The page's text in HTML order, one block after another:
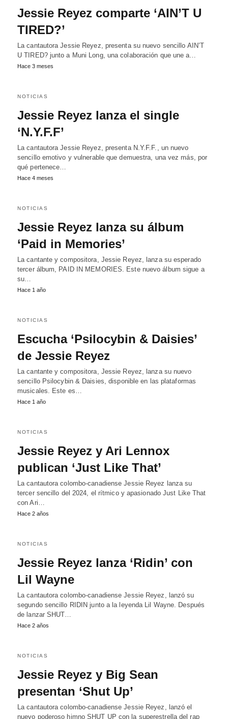
Jessie Reyez comparte ‘AIN’T U
TIRED?’
La cantautora Jessie Reyez, presenta su nuevo sencillo AIN’T
U TIRED? junto a Muni Long, una colaboración que une a…
Hace 3 meses
NOTICIAS
Jessie Reyez lanza el single
‘N.Y.F.F’
La cantautora Jessie Reyez, presenta N.Y.F.F., un nuevo
sencillo emotivo y vulnerable que demuestra, una vez más, por
qué pertenece…
Hace 4 meses
NOTICIAS
Jessie Reyez lanza su álbum
‘Paid in Memories’
La cantante y compositora, Jessie Reyez, lanza su esperado
tercer álbum, PAID IN MEMORIES. Este nuevo álbum sigue a
su…
Hace 1 año
NOTICIAS
Escucha ‘Psilocybin & Daisies’
de Jessie Reyez
La cantante y compositora, Jessie Reyez, lanza su nuevo
sencillo Psilocybin & Daisies, disponible en las plataformas
musicales. Este es…
Hace 1 año
NOTICIAS
Jessie Reyez y Ari Lennox
publican ‘Just Like That’
La cantautora colombo-canadiense Jessie Reyez lanza su
tercer sencillo del 2024, el rítmico y apasionado Just Like That
con Ari…
Hace 2 años
NOTICIAS
Jessie Reyez lanza ‘Ridin’ con
Lil Wayne
La cantautora colombo-canadiense Jessie Reyez, lanzó su
segundo sencillo RIDIN junto a la leyenda Lil Wayne. Después
de lanzar SHUT…
Hace 2 años
NOTICIAS
Jessie Reyez y Big Sean
presentan ‘Shut Up’
La cantautora colombo-canadiense Jessie Reyez, lanzó el
nuevo poderoso himno SHUT UP con la superestrella del rap